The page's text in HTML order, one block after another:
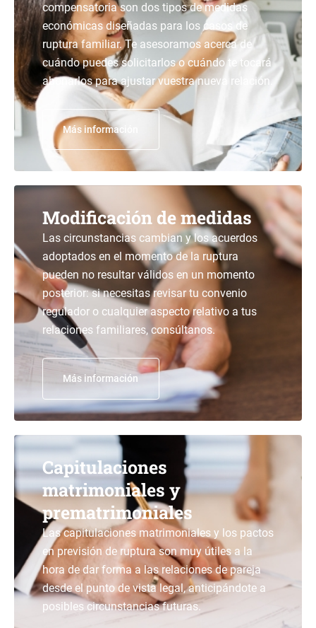
compensatoria son dos tipos de medidas
económicas diseñadas para los casos de
ruptura familiar. Te asesoramos acerca de
cuándo puedes solicitarlos o cuándo te tocará
abonarlos para ajustar vuestra nueva relación.
Más información
Modificación de medidas
Las circunstancias cambian y los acuerdos
adoptados en el momento de la ruptura
pueden no resultar válidos en un momento
posterior: si necesitas revisar tu convenio
regulador o cualquier aspecto relativo a tus
relaciones familiares, consúltanos.
Más información
Capitulaciones
matrimoniales y
prematrimoniales
Las capitulaciones matrimoniales y los pactos
en previsión de ruptura son muy útiles a la
hora de dar forma a las relaciones de pareja
desde el punto de vista legal, anticipándote a
posibles circunstancias futuras.